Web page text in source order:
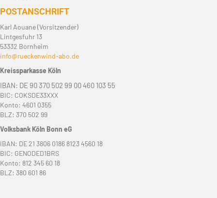
POST­ANSCHRIFT
Karl Aouane (Vorsitzender)
Lintgesfuhr 13
53332 Bornheim
info@rueckenwind-abo.de
Kreissparkasse Köln
IBAN: DE 90 370 502 99 00 460 103 55
BIC: COKSDE33XXX
Konto: 4601 0355
BLZ: 370 502 99
Volksbank Köln Bonn eG
IBAN: DE 21 3806 0186 8123 4560 18
BIC: GENODED1BRS
Konto: 812 345 60 18
BLZ: 380 601 86